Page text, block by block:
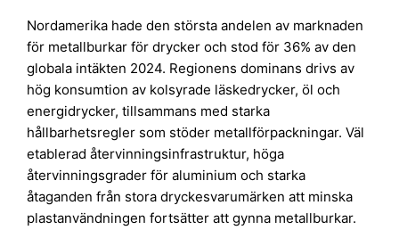
Nordamerika hade den största andelen av marknaden
för metallburkar för drycker och stod för 36% av den
globala intäkten 2024. Regionens dominans drivs av
hög konsumtion av kolsyrade läskedrycker, öl och
energidrycker, tillsammans med starka
hållbarhetsregler som stöder metallförpackningar. Väl
etablerad återvinningsinfrastruktur, höga
återvinningsgrader för aluminium och starka
åtaganden från stora dryckesvarumärken att minska
plastanvändningen fortsätter att gynna metallburkar.